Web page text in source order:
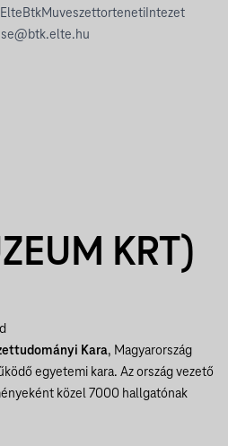
KRT)
Kara, Magyarország
egyetemi kara. Az ország vezető
közel 7000 hallgatónak